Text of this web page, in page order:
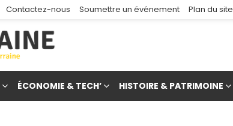
Contactez-nous Soumettre un événement Plan du site
ÉCONOMIE & TECH’ HISTOIRE & PATRIMOINE